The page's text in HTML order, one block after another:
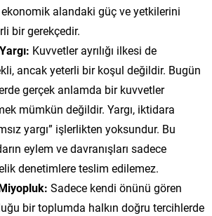
ekonomik alandaki güç ve yetkilerini
bir gerekçedir.
Kuvvetler ayrılığı ilkesi de
ancak yeterli bir koşul değildir. Bugün
gerçek anlamda bir kuvvetler
mümkün değildir. Yargı, iktidara
yargı” işlerlikten yoksundur. Bu
eylem ve davranışları sadece
denetimlere teslim edilemez.
Sadece kendi önünü gören
bir toplumda halkın doğru tercihlerde